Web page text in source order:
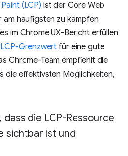
(LCP) ist der Core Web
am häufigsten zu kämpfen
im Chrome UX-Bericht erfüllen
Grenzwert für eine gute
Chrome-Team empfiehlt die
die effektivsten Möglichkeiten,
, dass die LCP-Ressource
sichtbar ist und